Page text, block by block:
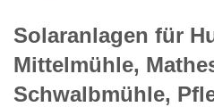
Solaranlagen für
Mittelmühle,
Schwalbmühle,